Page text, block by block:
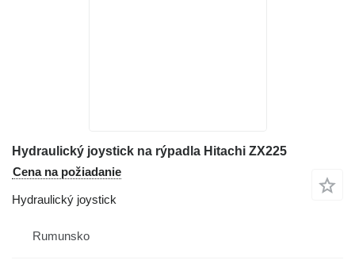
Hydraulický joystick na rýpadla Hitachi ZX225
Cena na požiadanie
Hydraulický joystick
Rumunsko